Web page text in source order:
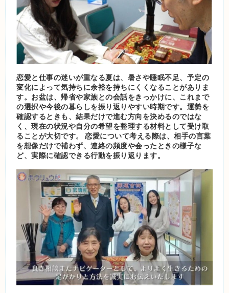
恋愛と仕事の迷いが重なる夏は、暑さや睡眠不足、予定の
変化によって気持ちに余裕を持ちにくくなることがありま
す。お盆は、帰省や家族との会話をきっかけに、これまで
の選択や今後の暮らしを振り返りやすい時期です。運勢を
確認するときも、結果だけで進む方向を決めるのではな
く、現在の状況や自分の希望を整理する材料として受け取
ることが大切です。 恋愛について考える際は、相手の言葉
を想像だけで補わず、連絡の頻度や会ったときの様子な
ど、実際に確認できる行動を振り返ります。